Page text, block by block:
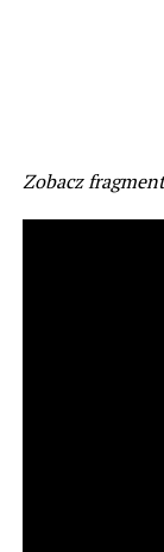
Zobacz